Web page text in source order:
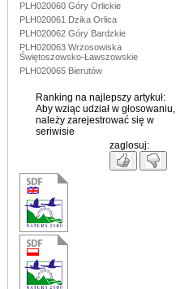
PLH020060 Góry Orlickie
PLH020061 Dzika Orlica
PLH020062 Góry Bardzkie
PLH020063 Wrzosowiska
Świętoszowsko-Ławszowskie
PLH020065 Bierutów
Ranking na najlepszy artykuł:
Aby wziąc udział w głosowaniu,
należy zarejestrować się w
seriwisie
zaglosuj: